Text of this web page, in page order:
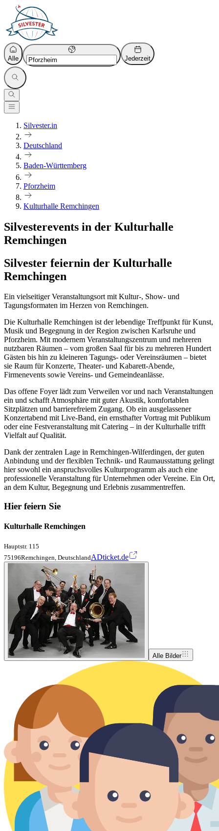
Alle Jederzeit
Silvester.in
Deutschland
Baden-Württemberg
Pforzheim
Kulturhalle Remchingen
Silvesterevents in der Kulturhalle
Remchingen
Silvester feiernin der Kulturhalle
Remchingen
Ein vielseitiger Veranstaltungsort mit Kultur-, Show- und
Tagungsformaten im Herzen von Remchingen.
Die Kulturhalle Remchingen ist der lebendige Treffpunkt für Kunst,
Musik und Begegnung in der Region zwischen Karlsruhe und
Pforzheim. Mit modernem Veranstaltungszentrum und mehreren
nutzbaren Räumen – vom großen Saal für bis zu mehreren Hundert
Gästen bis hin zu kleineren Tagungs- oder Vereinsräumen – bietet
sie Raum für Konzerte, Theater- und Kabarett-Abende,
Firmenevents sowie Vereins- und Gemeindeanlässe.
Das offene Foyer lädt zum Verweilen vor und nach Veranstaltungen
ein und schafft Atmosphäre mit guter Akustik, komfortablen
Sitzplätzen und barrierefreiem Zugang. Ob ein ausgelassener
Konzertabend mit Live-Band, ein ernsthafter Vortrag mit Publikum
oder eine Festveranstaltung mit Catering – in der Kulturhalle trifft
Vielfalt auf Qualität.
Dank der zentralen Lage in Remchingen-Wilferdingen, der guten
Anbindung und der flexiblen Technik- und Raumausstattung gelingt
hier sowohl ein anspruchsvolles Kulturprogramm als auch eine
professionelle Veranstaltung für Unternehmen oder Vereine. Ein Ort,
an dem Kultur, Begegnung und Erlebnis zusammentreffen.
Hier feiern Sie
Kulturhalle Remchingen
Hauptstr. 115
75196Remchingen, DeutschlandADticket.de
Alle Bilder